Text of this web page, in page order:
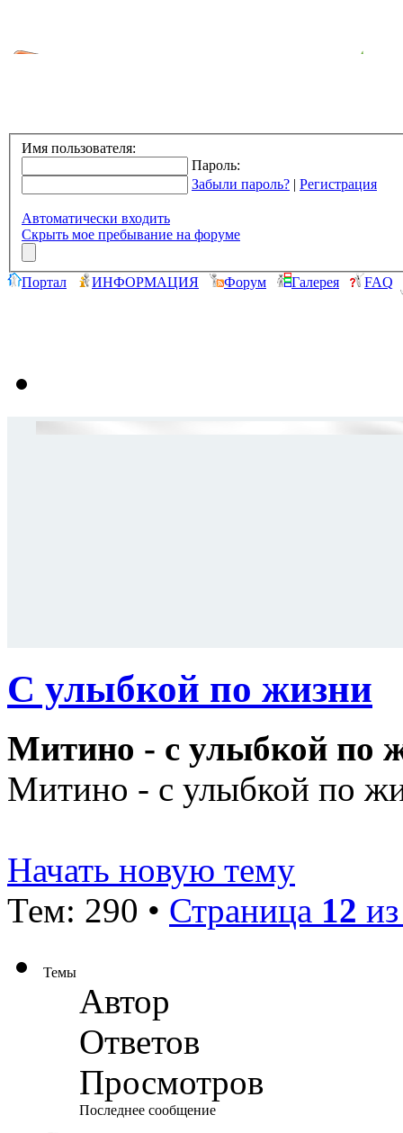
Имя пользователя:
Пароль:
Забыли пароль? | Регистрация
Автоматически входить
Скрыть мое пребывание на форуме
Портал ИНФОРМАЦИЯ Форум Галерея FAQ
С улыбкой по жизни
Митино - с улыбкой по
Митино - с улыбкой по
Начать новую тему
Тем: 290 • Страница 12
Темы
Автор
Ответов
Просмотров
Последнее сообщение